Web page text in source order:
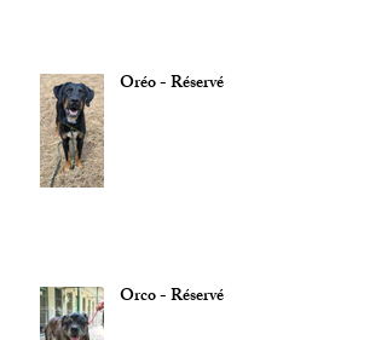
Oréo - Réservé
Orco - Réservé